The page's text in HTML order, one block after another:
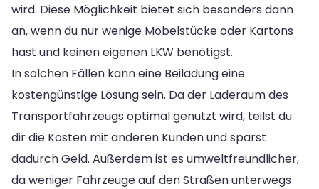
wird. Diese Möglichkeit bietet sich besonders dann
an, wenn du nur wenige Möbelstücke oder Kartons
hast und keinen eigenen LKW benötigst.
In solchen Fällen kann eine Beiladung eine
kostengünstige Lösung sein. Da der Laderaum des
Transportfahrzeugs optimal genutzt wird, teilst du
dir die Kosten mit anderen Kunden und sparst
dadurch Geld. Außerdem ist es umweltfreundlicher,
da weniger Fahrzeuge auf den Straßen unterwegs